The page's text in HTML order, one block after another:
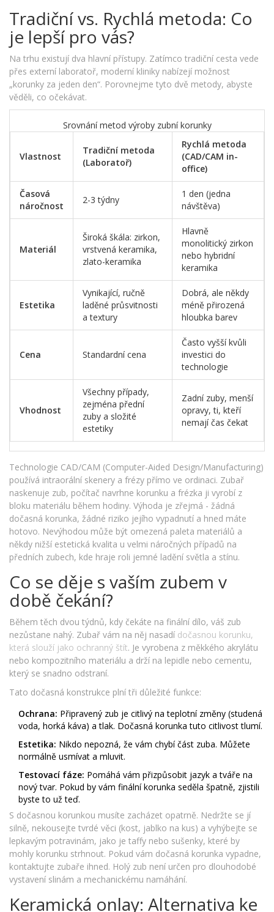
Tradiční vs. Rychlá metoda: Co
je lepší pro vás?
Na trhu existují dva hlavní přístupy. Zatímco tradiční cesta vede
přes externí laboratoř, moderní kliniky nabízejí možnost
„korunky za jeden den“. Porovnejme tyto dvě metody, abyste
věděli, co očekávat.
Srovnání metod výroby zubní korunky
Vlastnost
Tradiční metoda
(Laboratoř)
Rychlá metoda
(CAD/CAM in-
office)
Časová
náročnost
2-3 týdny
1 den (jedna
návštěva)
Materiál
Široká škála: zirkon,
vrstvená keramika,
zlato-keramika
Hlavně
monolitický zirkon
nebo hybridní
keramika
Estetika
Vynikající, ručně
laděné průsvitnosti
a textury
Dobrá, ale někdy
méně přirozená
hloubka barev
Cena Standardní cena
Často vyšší kvůli
investici do
technologie
Vhodnost
Všechny případy,
zejména přední
zuby a složité
estetiky
Zadní zuby, menší
opravy, ti, kteří
nemají čas čekat
Technologie CAD/CAM (Computer-Aided Design/Manufacturing)
používá intraorální skenery a frézy přímo ve ordinaci. Zubař
naskenuje zub, počítač navrhne korunku a frézka ji vyrobí z
bloku materiálu během hodiny. Výhoda je zřejmá - žádná
dočasná korunka, žádné riziko jejího vypadnutí a hned máte
hotovo. Nevýhodou může být omezená paleta materiálů a
někdy nižší estetická kvalita u velmi náročných případů na
předních zubech, kde hraje roli jemné ladění světla a stínu.
Co se děje s vaším zubem v
době čekání?
Během těch dvou týdnů, kdy čekáte na finální dílo, váš zub
nezůstane nahý. Zubař vám na něj nasadí dočasnou korunku,
která slouží jako ochranný štít. Je vyrobena z měkkého akrylátu
nebo kompozitního materiálu a drží na lepidle nebo cementu,
který se snadno odstraní.
Tato dočasná konstrukce plní tři důležité funkce:
Ochrana: Připravený zub je citlivý na teplotní změny (studená
voda, horká káva) a tlak. Dočasná korunka tuto citlivost tlumí.
Estetika: Nikdo nepozná, že vám chybí část zuba. Můžete
normálně usmívat a mluvit.
Testovací fáze: Pomáhá vám přizpůsobit jazyk a tváře na
nový tvar. Pokud by vám finální korunka seděla špatně, zjistili
byste to už teď.
S dočasnou korunkou musíte zacházet opatrně. Nedržte se jí
silně, nekousejte tvrdé věci (kost, jablko na kus) a vyhýbejte se
lepkavým potravinám, jako je taffy nebo sušenky, které by
mohly korunku strhnout. Pokud vám dočasná korunka vypadne,
kontaktujte zubaře ihned. Holý zub není určen pro dlouhodobé
vystavení slinám a mechanickému namáhání.
Keramická onlay: Alternativa ke